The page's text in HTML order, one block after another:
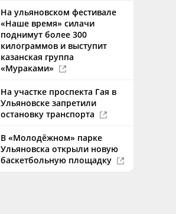
На ульяновском фестивале
«Наше время» силачи
поднимут более 300
килограммов и выступит
казанская группа
«Мураками»
На участке проспекта Гая в
Ульяновске запретили
остановку транспорта
В «Молодёжном» парке
Ульяновска открыли новую
баскетбольную площадку